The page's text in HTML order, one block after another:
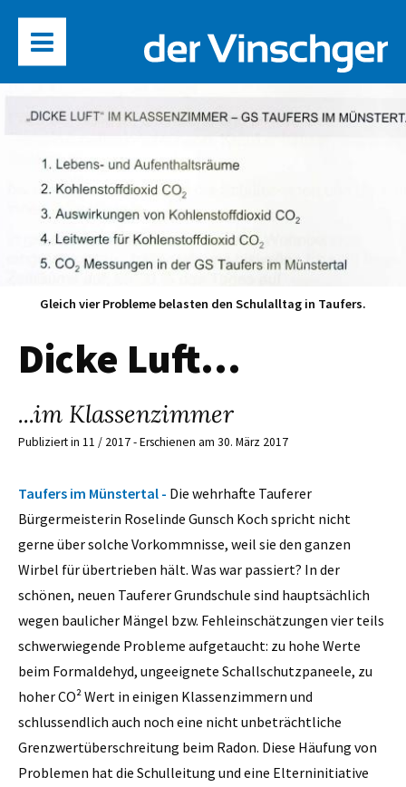
Gleich vier Probleme belasten den Schulalltag in Taufers.
Dicke Luft...
...im Klassenzimmer
Publiziert in 11 / 2017 - Erschienen am 30. März 2017
Taufers im Münstertal - Die wehrhafte Tauferer
Bürgermeisterin Roselinde Gunsch Koch spricht nicht
gerne über solche Vorkommnisse, weil sie den ganzen
Wirbel für übertrieben hält. Was war passiert? In der
schönen, neuen Tauferer Grundschule sind hauptsächlich
wegen baulicher Mängel bzw. Fehleinschätzungen vier teils
schwerwiegende Probleme aufgetaucht: zu hohe Werte
beim Formaldehyd, ungeeignete Schallschutzpaneele, zu
hoher CO² Wert in einigen Klassenzimmern und
schlussendlich auch noch eine nicht unbeträchtliche
Grenzwertüberschreitung beim Radon. Diese Häufung von
Problemen hat die Schulleitung und eine Elterninitiative